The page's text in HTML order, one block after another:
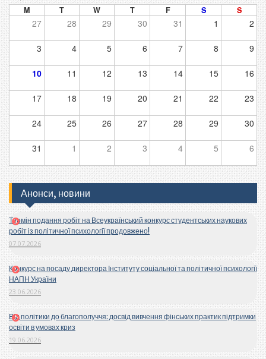
M T W T F S S
27 28 29 30 31 1 2
3 4 5 6 7 8 9
10 11 12 13 14 15 16
17 18 19 20 21 22 23
24 25 26 27 28 29 30
31 1 2 3 4 5 6
Анонси, новини
Термін подання робіт на Всеукраїнський конкурс студентських наукових
робіт із політичної психології продовжено!
07.07.2026
Конкурс на посаду директора Інституту соціальної та політичної психології
НАПН України
23.06.2026
Від політики до благополуччя: досвід вивчення фінських практик підтримки
освіти в умовах криз
19.06.2026